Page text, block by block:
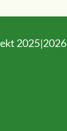
2025|2026